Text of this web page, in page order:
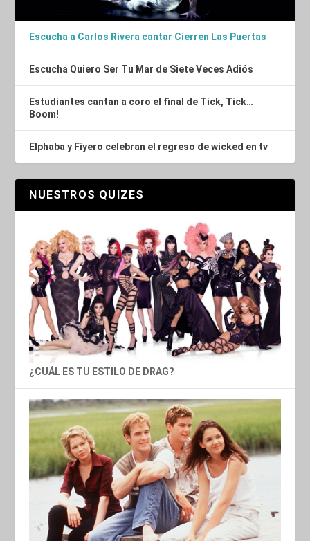
Escucha a Carlos Rivera cantar Cierren Las Puertas
Escucha Quiero Ser Tu Mar de Siete Veces Adiós
Estudiantes cantan a coro el final de Tick, Tick…
Boom!
Elphaba y Fiyero celebran el regreso de wicked en tv
NUESTROS QUIZES
¿CUÁL ES TU ESTILO DE DRAG?